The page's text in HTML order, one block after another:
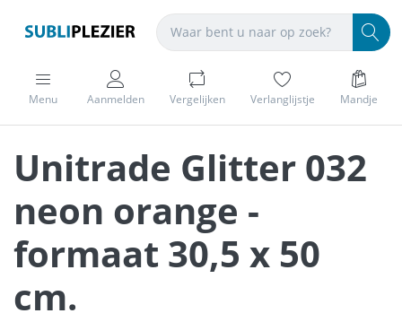
Menu Aanmelden Vergelijken Verlanglijstje Mandje
Unitrade Glitter 032
neon orange -
formaat 30,5 x 50
cm.